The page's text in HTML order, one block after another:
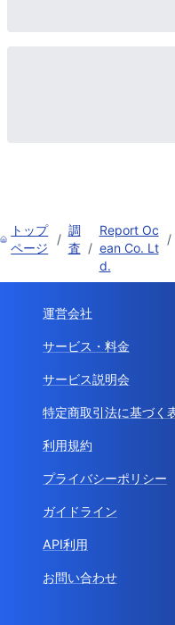
トップ
ページ
/
調
査 /
Report Oc
ean Co. Lt
d.
/
運営会社
サービス・料金
サービス説明会
特定商取引法に基づく
利用規約
プライバシーポリシー
ガイドライン
API利用
お問い合わせ